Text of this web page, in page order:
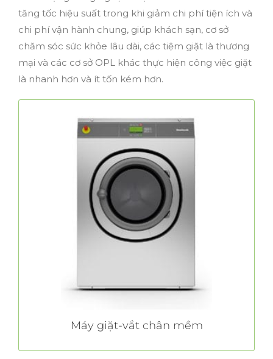
tăng tốc hiệu suất trong khi giảm chi phí tiện ích và
chi phí vận hành chung, giúp khách sạn, cơ sở
chăm sóc sức khỏe lâu dài, các tiệm giặt là thương
mại và các cơ sở OPL khác thực hiện công việc giặt
là nhanh hơn và ít tốn kém hơn.
Máy giặt-vắt chân mềm
Máy giặt-vắt chân mềm
Ở các vị trí như tầng hai, nơi mà không phải là
vị trí đặt nền móng nhà thì chiếc máy giặt –
vắt chân mềm cung cấp hiệu suất tuyệt vời
với chi phí lắp đặt thấp.